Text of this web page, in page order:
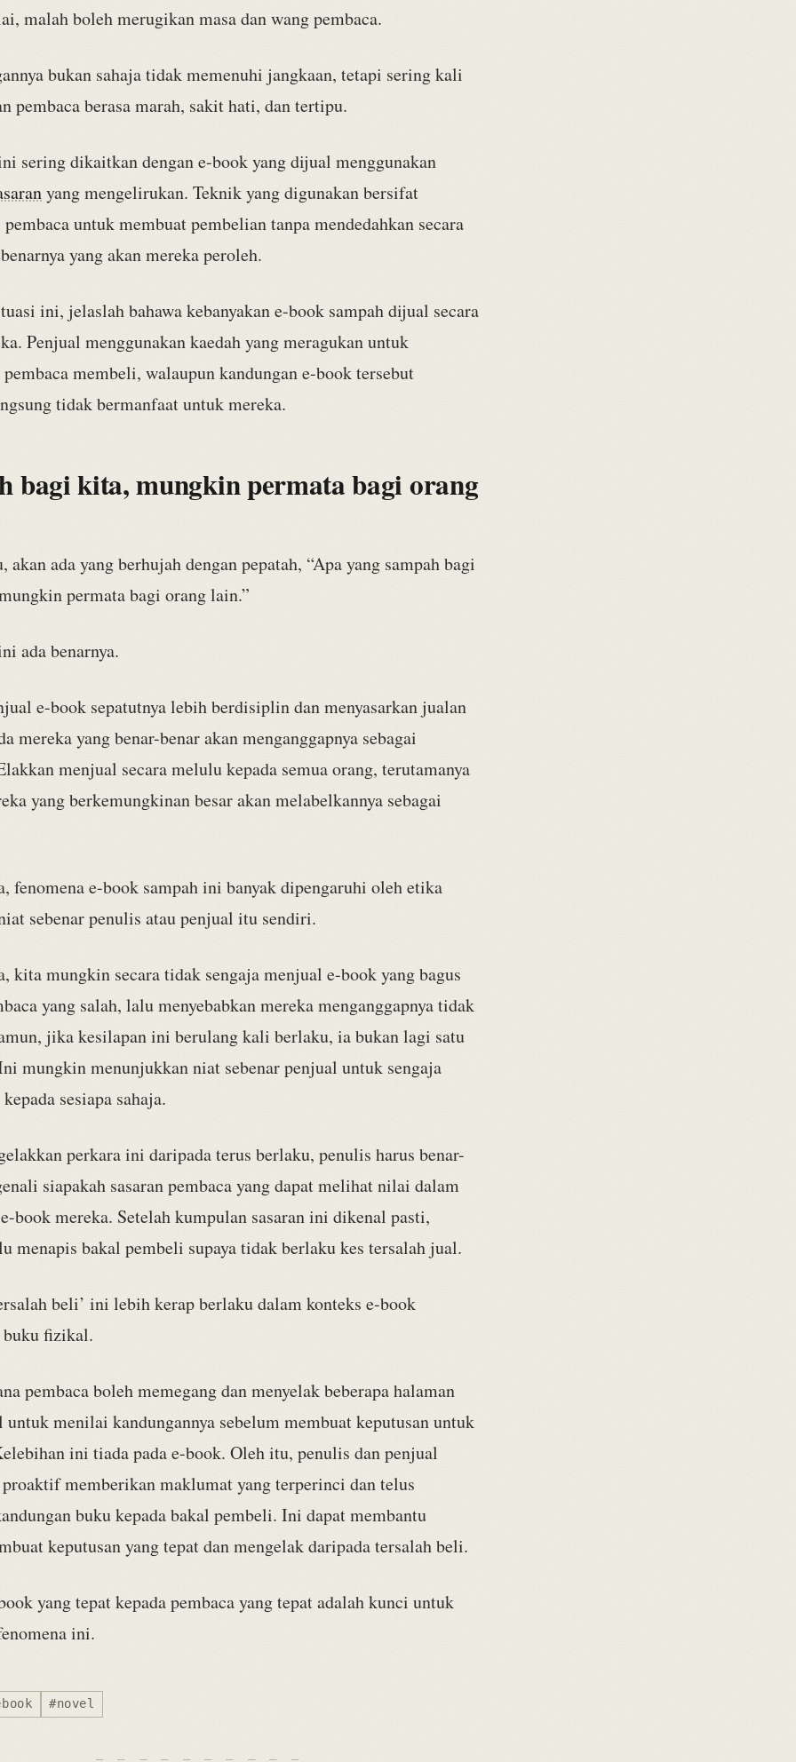
malah boleh merugikan masa dan wang pembaca.
bukan sahaja tidak memenuhi jangkaan, tetapi sering kali
pembaca berasa marah, sakit hati, dan tertipu.
sering dikaitkan dengan e-book yang dijual menggunakan
yang mengelirukan. Teknik yang digunakan bersifat
pembaca untuk membuat pembelian tanpa mendedahkan secara
yang akan mereka peroleh.
ini, jelaslah bahawa kebanyakan e-book sampah dijual secara
Penjual menggunakan kaedah yang meragukan untuk
membeli, walaupun kandungan e-book tersebut
tidak bermanfaat untuk mereka.
bagi kita, mungkin permata bagi orang
akan ada yang berhujah dengan pepatah, “Apa yang sampah bagi
permata bagi orang lain.”
ada benarnya.
e-book sepatutnya lebih berdisiplin dan menyasarkan jualan
mereka yang benar-benar akan menganggapnya sebagai
menjual secara melulu kepada semua orang, terutamanya
yang berkemungkinan besar akan melabelkannya sebagai
fenomena e-book sampah ini banyak dipengaruhi oleh etika
sebenar penulis atau penjual itu sendiri.
kita mungkin secara tidak sengaja menjual e-book yang bagus
yang salah, lalu menyebabkan mereka menganggapnya tidak
jika kesilapan ini berulang kali berlaku, ia bukan lagi satu
mungkin menunjukkan niat sebenar penjual untuk sengaja
sesiapa sahaja.
perkara ini daripada terus berlaku, penulis harus benar-
siapakah sasaran pembaca yang dapat melihat nilai dalam
book mereka. Setelah kumpulan sasaran ini dikenal pasti,
menapis bakal pembeli supaya tidak berlaku kes tersalah jual.
beli’ ini lebih kerap berlaku dalam konteks e-book
fizikal.
pembaca boleh memegang dan menyelak beberapa halaman
menilai kandungannya sebelum membuat keputusan untuk
ini tiada pada e-book. Oleh itu, penulis dan penjual
memberikan maklumat yang terperinci dan telus
buku kepada bakal pembeli. Ini dapat membantu
keputusan yang tepat dan mengelak daripada tersalah beli.
yang tepat kepada pembaca yang tepat adalah kunci untuk
ini.
#novel